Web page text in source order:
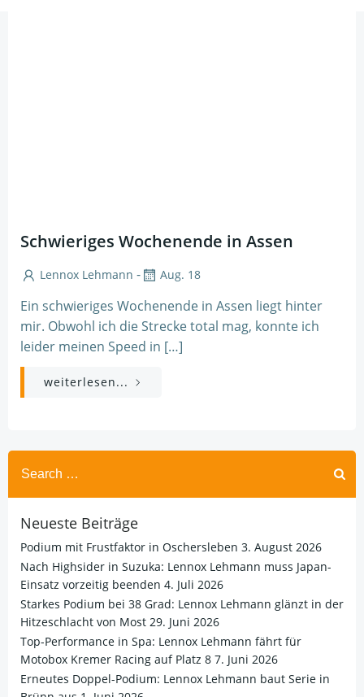
Schwieriges Wochenende in Assen
Lennox Lehmann - Aug. 18
Ein schwieriges Wochenende in Assen liegt hinter
mir. Obwohl ich die Strecke total mag, konnte ich
leider meinen Speed in […]
weiterlesen...
Search
for:
Neueste Beiträge
Podium mit Frustfaktor in Oschersleben 3. August 2026
Nach Highsider in Suzuka: Lennox Lehmann muss Japan-
Einsatz vorzeitig beenden 4. Juli 2026
Starkes Podium bei 38 Grad: Lennox Lehmann glänzt in der
Hitzeschlacht von Most 29. Juni 2026
Top-Performance in Spa: Lennox Lehmann fährt für
Motobox Kremer Racing auf Platz 8 7. Juni 2026
Erneutes Doppel-Podium: Lennox Lehmann baut Serie in